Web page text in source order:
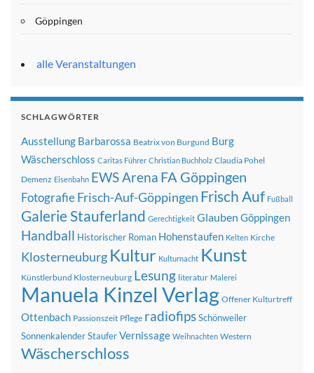
Göppingen
alle Veranstaltungen
SCHLAGWÖRTER
Ausstellung Barbarossa Beatrix von Burgund Burg
Wäscherschloss Caritas Führer Christian Buchholz Claudia Pohel
Demenz Eisenbahn EWS Arena FA Göppingen
FotografieFrisch-Auf-Göppingen Frisch Auf Fußball
Galerie Stauferland Gerechtigkeit Glauben Göppingen
Handball Historischer Roman Hohenstaufen Kelten Kirche
Klosterneuburg Kultur Kulturnacht Kunst
Künstlerbund Klosterneuburg Lesung literatur Malerei
Manuela Kinzel Verlag Offener Kulturtreff
Ottenbach Passionszeit Pflege radiofipsSchönweiler
SonnenkalenderStauferVernissage Weihnachten Western
Wäscherschloss